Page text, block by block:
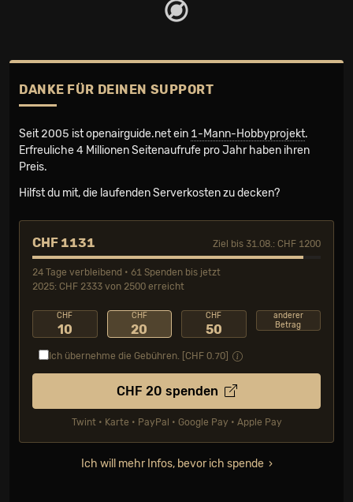
DANKE FÜR DEINEN SUPPORT
Seit 2005 ist openairguide.net ein 1-Mann-Hobbyprojekt.
Erfreuliche 4 Millionen Seiten­aufrufe pro Jahr haben ihren
Preis.
Hilfst du mit, die laufenden Serverkosten zu decken?
CHF 1131 Ziel bis 31.08.: CHF 1200
24 Tage verbleibend • 61 Spenden bis jetzt
2025: CHF 2333 von 2500 erreicht
CHF
10
CHF
20
CHF
50
anderer
Betrag
Ich übernehme die Gebühren. [CHF 0.70
CHF 20 spenden
Twint • Karte • PayPal • Google Pay • Apple Pay
Ich will mehr Infos, bevor ich spende